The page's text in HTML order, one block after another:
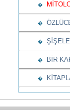
�
�
�
� BİR
�